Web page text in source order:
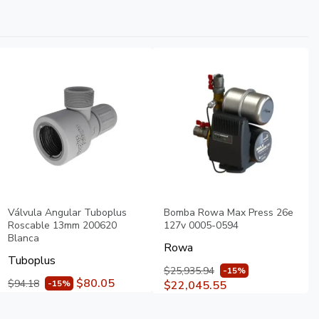
Válvula Angular Tuboplus
Roscable 13mm 200620
Blanca
Tuboplus
$94.18 -15% $80.05
Bomba Rowa Max Press 26e
127v 0005-0594
Rowa
$25,935.94 -15%
$22,045.55